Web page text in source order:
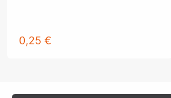
0,25 €